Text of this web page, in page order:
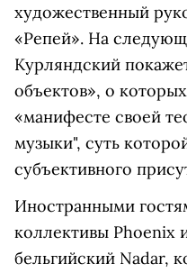
художественный
«Репей». На
Курляндский
объектов», о
«манифесте своей
музыки", суть
субъективного
Иностранными
коллективы Phoenix
бельгийский Nadar,